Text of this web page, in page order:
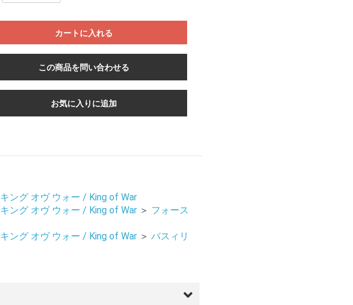
カートに入れる
この商品を問い合わせる
お気に入りに追加
キング オヴ ウォー / King of War
キング オヴ ウォー / King of War ＞ フォース
キング オヴ ウォー / King of War ＞ バスィリ